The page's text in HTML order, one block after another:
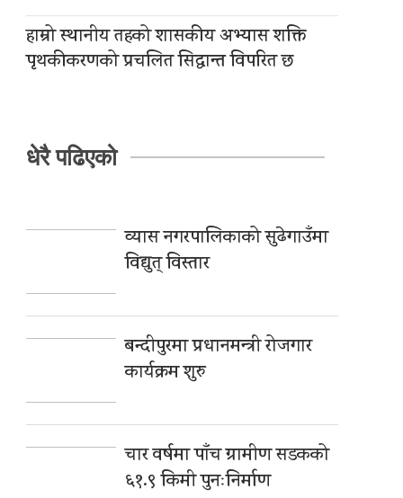
हाम्रो स्थानीय तहको शासकीय अभ्यास शक्ति
पृथकीकरणको प्रचलित सिद्धान्त विपरित छ
धेरै पढिएको
व्यास नगरपालिकाको सुढेगाउँमा
विद्युत् विस्तार
बन्दीपुरमा प्रधानमन्त्री रोजगार
कार्यक्रम शुरु
चार वर्षमा पाँच ग्रामीण सडकको
६१.९ किमी पुनःनिर्माण